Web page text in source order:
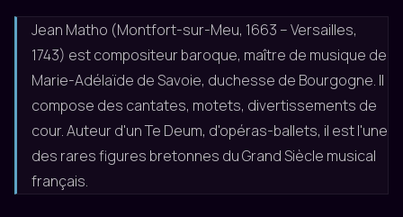
Jean Matho (Montfort-sur-Meu, 1663 – Versailles,
1743) est compositeur baroque, maître de musique de
Marie-Adélaïde de Savoie, duchesse de Bourgogne. Il
compose des cantates, motets, divertissements de
cour. Auteur d'un Te Deum, d'opéras-ballets, il est l'une
des rares figures bretonnes du Grand Siècle musical
français.